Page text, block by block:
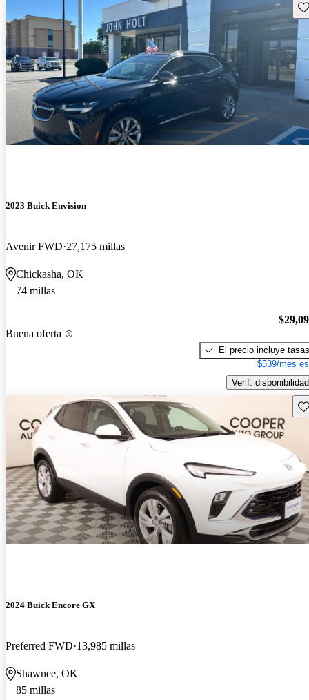
2023 Buick Envision
Avenir FWD 27,175 millas
Chickasha, OK
74 millas
Buena oferta
El precio incluye tasas
$539/mes
Verif. disponibilidad
2024 Buick Encore GX
Preferred FWD 13,985 millas
Shawnee, OK
85 millas